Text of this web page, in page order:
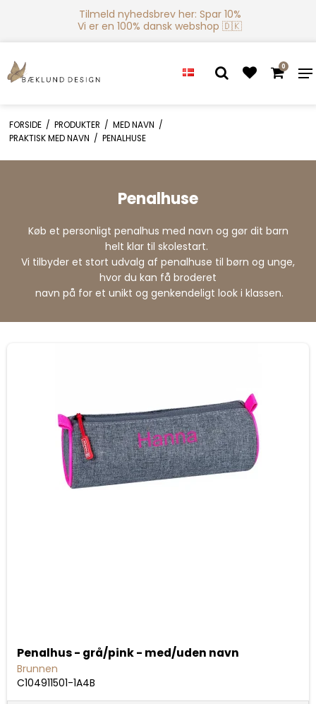
Tilmeld nyhedsbrev her: Spar 10%
Vi er en 100% dansk webshop 🇩🇰
0
FORSIDE / PRODUKTER / MED NAVN /
PRAKTISK MED NAVN / PENALHUSE
Penalhuse
Køb et personligt penalhus med navn og gør dit barn
helt klar til skolestart.
Vi tilbyder et stort udvalg af penalhuse til børn og unge,
hvor du kan få broderet
navn på for et unikt og genkendeligt look i klassen.
Penalhus - grå/pink - med/uden navn
Brunnen
C104911501-1A4B